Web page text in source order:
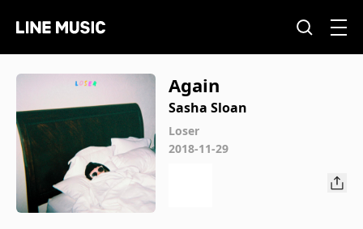
Again
Sasha Sloan
Loser
2018-11-29